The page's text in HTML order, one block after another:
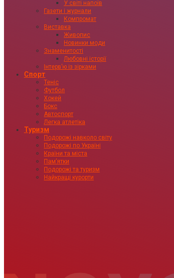
У світі напоїв
Газети і журнали
Компромат
Виставка
Живопис
Новинки моди
Знаменитості
Любовні історії
Інтервʼю із зірками
Спорт
Теніс
Футбол
Хокей
Бокс
Автоспорт
Легка атлетіка
Туризм
Подорожі навколо світу
Подорожі по Україні
Країни та міста
Пам’ятки
Подорожі та туризм
Найкращі курорти